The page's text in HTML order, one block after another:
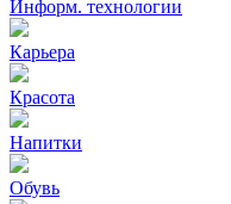
Информ. технологии
Карьера
Красота
Напитки
Обувь